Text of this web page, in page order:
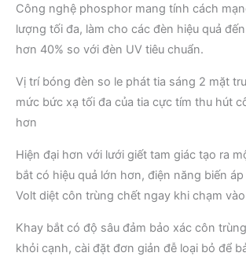
Công nghệ phosphor mang tính cách
lượng tối đa, làm cho các đèn hiệu quả
hơn 40% so với đèn UV tiêu chuẩn.
Vị trí bóng đèn so le phát tia sáng 2 mặt
mức bức xạ tối đa của tia cực tím thu hút
hơn
Hiện đại hơn với lưới giết tam giác tạo ra
bắt có hiệu quả lớn hơn, điện năng biến
Volt diệt côn trùng chết ngay khi chạm
Khay bắt có độ sâu đảm bảo xác côn
khỏi cạnh, cài đặt đơn giản đễ loại bỏ để